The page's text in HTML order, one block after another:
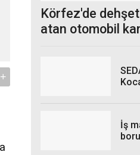
+
Körfez'de
atan otomobil
İş